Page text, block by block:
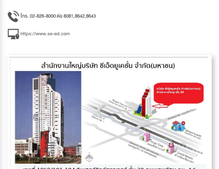
โทร. 02-826-8000 ต่อ 8081,8642,8643
https://www.se-ed.com